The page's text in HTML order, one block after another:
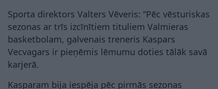
Sporta direktors Valters Vēveris: “Pēc vēsturiskas
sezonas ar trīs izcīnītiem tituliem Valmieras
basketbolam, galvenais treneris Kaspars
Vecvagars ir pieņēmis lēmumu doties tālāk savā
karjerā.
Kasparam bija iespēja pēc pirmās sezonas